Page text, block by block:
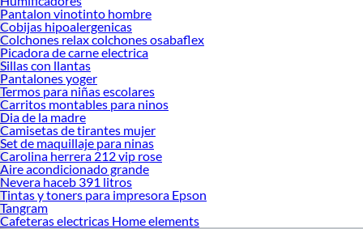
Pantalon vinotinto hombre
Cobijas hipoalergenicas
Colchones relax colchones osabaflex
Picadora de carne electrica
Sillas con llantas
Pantalones yoger
Termos para niñas escolares
Carritos montables para ninos
Dia de la madre
Camisetas de tirantes mujer
Set de maquillaje para ninas
Carolina herrera 212 vip rose
Aire acondicionado grande
Nevera haceb 391 litros
Tintas y toners para impresora Epson
Tangram
Cafeteras electricas Home elements